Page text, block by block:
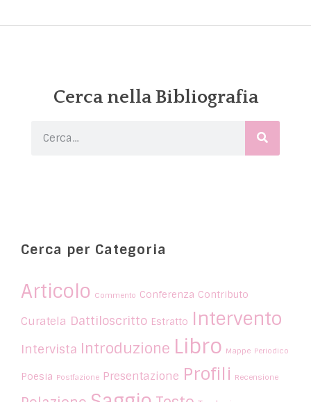
Cerca nella Bibliografia
Cerca per Categoria
Articolo Commento Conferenza Contributo
Curatela Dattiloscritto Estratto Intervento
Intervista Introduzione Libro Mappe Periodico
Poesia Postfazione Presentazione Profili Recensione